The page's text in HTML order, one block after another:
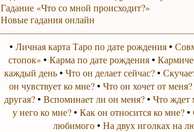
Гадание «Что со мной происходит?»
Новые гадания онлайн
• Личная карта Таро по дате рождения•
стопок» • Карма по дате рождения•
каждый день• Что он делает сейчас?•
он чувствует ко мне?• Что он хочет от меня?
другая?• Вспоминает ли он меня?• Что ждет
у него ко мне?• Как он относится ко мне?•
любимого• На двух иголках на